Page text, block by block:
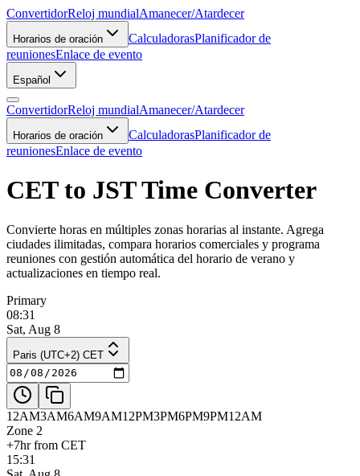
ConvertidorReloj mundialAmanecer/Atardecer
Horarios de oración CalculadorasPlanificador de
reunionesEnlace de evento
Español
ConvertidorReloj mundialAmanecer/Atardecer
Horarios de oración CalculadorasPlanificador de
reunionesEnlace de evento
CET to JST Time Converter
Convierte horas en múltiples zonas horarias al instante. Agrega
ciudades ilimitadas, compara horarios comerciales y programa
reuniones con gestión automática del horario de verano y
actualizaciones en tiempo real.
Primary
08:31
Sat, Aug 8
Paris (UTC+2) CET
12AM3AM6AM9AM12PM3PM6PM9PM12AM
Zone 2
+7hr from CET
15:31